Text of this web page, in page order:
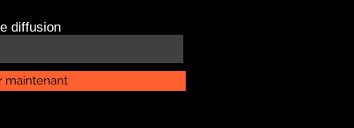
diffusion
maintenant